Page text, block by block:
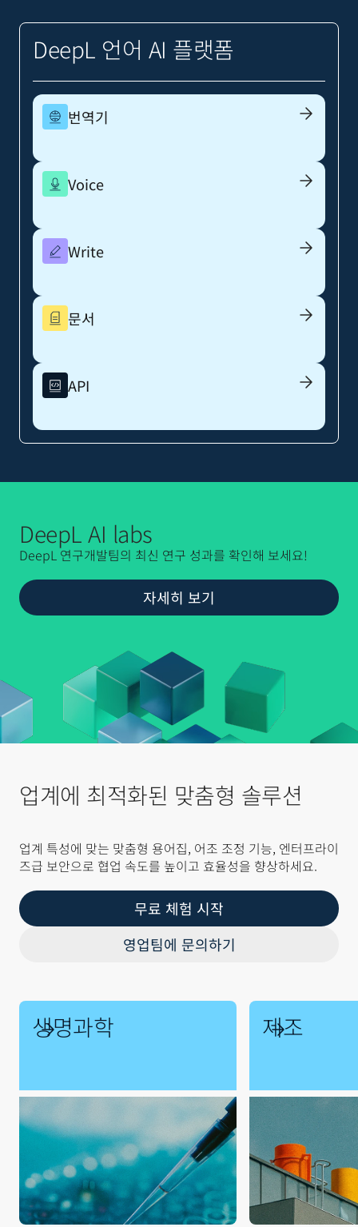
DeepL 언어 AI 플랫폼
번역기
Voice
Write
문서
API
DeepL AI labs
DeepL 연구개발팀의 최신 연구 성과를 확인해 보세요!
자세히 보기
업계에 최적화된 맞춤형 솔루션
업계 특성에 맞는 맞춤형 용어집, 어조 조정 기능, 엔터프라이
즈급 보안으로 협업 속도를 높이고 효율성을 향상하세요.
무료 체험 시작
영업팀에 문의하기
생명과학 제조